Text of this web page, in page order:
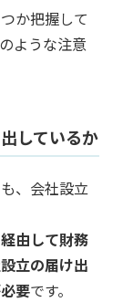
か把握して
ような注意
しているか
、会社設立
由して財務
立の届け出
要です。